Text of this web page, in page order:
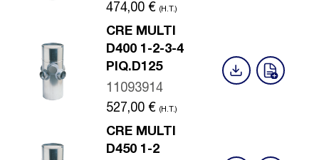
474,00 € (H.T.)
CRE MULTI
D400 1-2-3-4
PIQ.D125
11093914
527,00 € (H.T.)
CRE MULTI
D450 1-2